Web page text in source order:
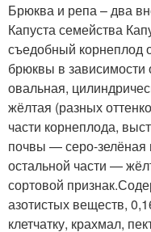
Брюква и репа – два
Капуста семейства
съедобный корнеплод
брюквы в зависимости
овальная,
жёлтая (разных
части корнеплода,
почвы — серо-зелёная
остальной части —
сортовой
азотистых веществ,
клетчатку, крахмал,